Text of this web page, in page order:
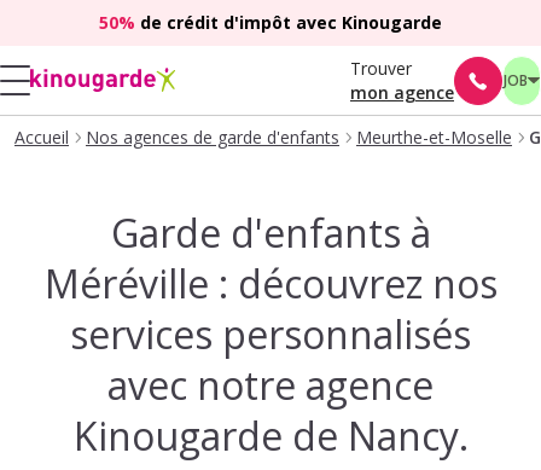
50% de crédit d'impôt avec Kinougarde
Trouver
mon agence
JOB
Accueil Nos agences de garde d'enfants Meurthe-et-Moselle
Garde d'enfants à
Méréville : découvrez nos
services personnalisés
avec notre agence
Kinougarde de Nancy.